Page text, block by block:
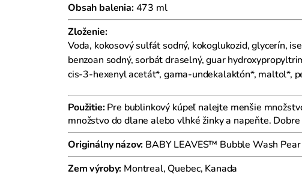
Obsah balenia:473 ml
Zloženie:
Voda, kokosový sulfát sodný, kokoglukozid, glycerín,
benzoan sodný, sorbát draselný, guar
cis-3-hexenyl acetát*, gama-undekalaktón*, maltol*,
Použitie:Pre bublinkový kúpeľ nalejte menšie
množstvo do dlane alebo vlhké žinky a napeňte.
Originálny názov: BABY LEAVES™ Bubble Wash
Zem výroby: Montreal, Quebec, Kanada